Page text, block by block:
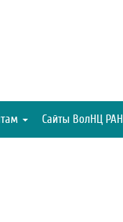
Сайты ВолНЦ РАН